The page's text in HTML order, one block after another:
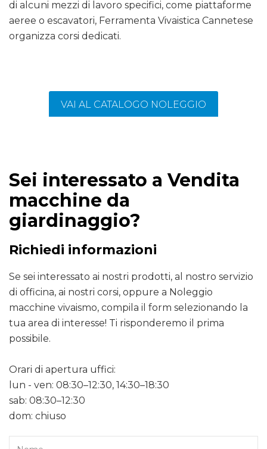
di alcuni mezzi di lavoro specifici, come piattaforme
aeree o escavatori, Ferramenta Vivaistica Cannetese
organizza corsi dedicati.
VAI AL CATALOGO NOLEGGIO
Sei interessato a Vendita
macchine da
giardinaggio?
Richiedi informazioni
Se sei interessato ai nostri prodotti, al nostro servizio
di officina, ai nostri corsi, oppure a Noleggio
macchine vivaismo, compila il form selezionando la
tua area di interesse! Ti risponderemo il prima
possibile.
Orari di apertura uffici:
lun - ven: 08:30–12:30, 14:30–18:30
sab: 08:30–12:30
dom: chiuso